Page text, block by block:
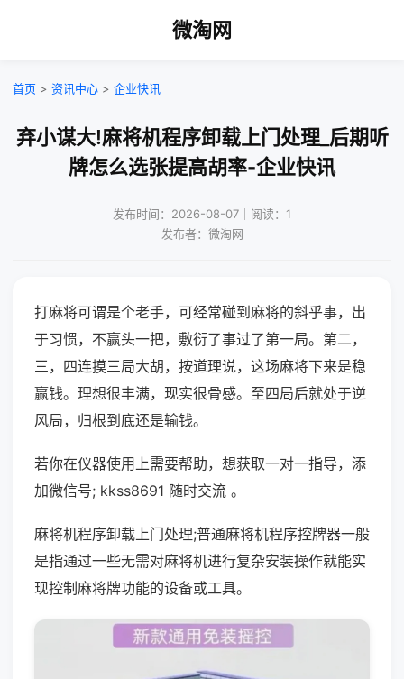
微淘网
首页 > 资讯中心 > 企业快讯
弃小谋大!麻将机程序卸载上门处理_后期听
牌怎么选张提高胡率-企业快讯
发布时间：2026-08-07｜阅读：1
发布者：微淘网
打麻将可谓是个老手，可经常碰到麻将的斜乎事，出
于习惯，不赢头一把，敷衍了事过了第一局。第二，
三，四连摸三局大胡，按道理说，这场麻将下来是稳
赢钱。理想很丰满，现实很骨感。至四局后就处于逆
风局，归根到底还是输钱。
若你在仪器使用上需要帮助，想获取一对一指导，添
加微信号; kkss8691 随时交流 。
麻将机程序卸载上门处理;普通麻将机程序控牌器一般
是指通过一些无需对麻将机进行复杂安装操作就能实
现控制麻将牌功能的设备或工具。